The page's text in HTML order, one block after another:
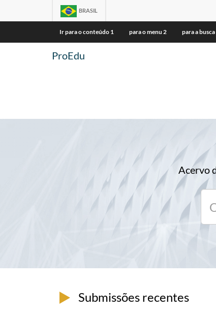
BRASIL
Ir para o conteúdo 1 para o menu 2 para a busca
ProEdu
Acervo
Submissões recentes